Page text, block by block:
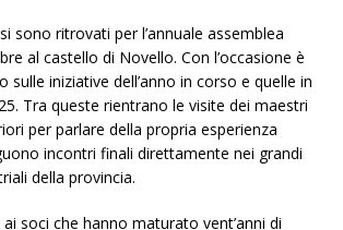
sono ritrovati per l’annuale assemblea
al castello di Novello. Con l’occasione è
iniziative dell’anno in corso e quelle in
Tra queste rientrano le visite dei maestri
per parlare della propria esperienza
incontri finali direttamente nei grandi
della provincia.
soci che hanno maturato vent’anni di